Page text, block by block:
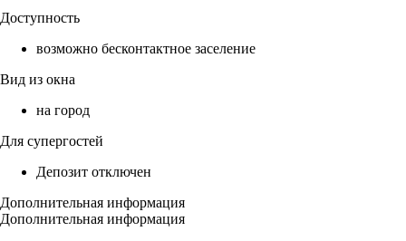
Доступность
возможно бесконтактное заселение
Вид из окна
на город
Для супергостей
Депозит отключен
Дополнительная информация
Дополнительная информация